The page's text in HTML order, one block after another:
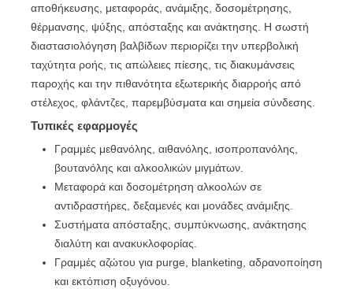
αποθήκευσης, μεταφοράς, ανάμιξης, δοσομέτρησης,
θέρμανσης, ψύξης, απόσταξης και ανάκτησης. Η σωστή
διαστασιολόγηση βαλβίδων περιορίζει την υπερβολική
ταχύτητα ροής, τις απώλειες πίεσης, τις διακυμάνσεις
παροχής και την πιθανότητα εξωτερικής διαρροής από
στέλεχος, φλάντζες, παρεμβύσματα και σημεία σύνδεσης.
Τυπικές εφαρμογές
Γραμμές μεθανόλης, αιθανόλης, ισοπροπανόλης,
βουτανόλης και αλκοολικών μιγμάτων.
Μεταφορά και δοσομέτρηση αλκοολών σε
αντιδραστήρες, δεξαμενές και μονάδες ανάμιξης.
Συστήματα απόσταξης, συμπύκνωσης, ανάκτησης
διαλύτη και ανακυκλοφορίας.
Γραμμές αζώτου για purge, blanketing, αδρανοποίηση
και εκτόπιση οξυγόνου.